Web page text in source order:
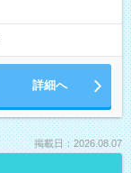
詳細へ
掲載日：2026.08.07